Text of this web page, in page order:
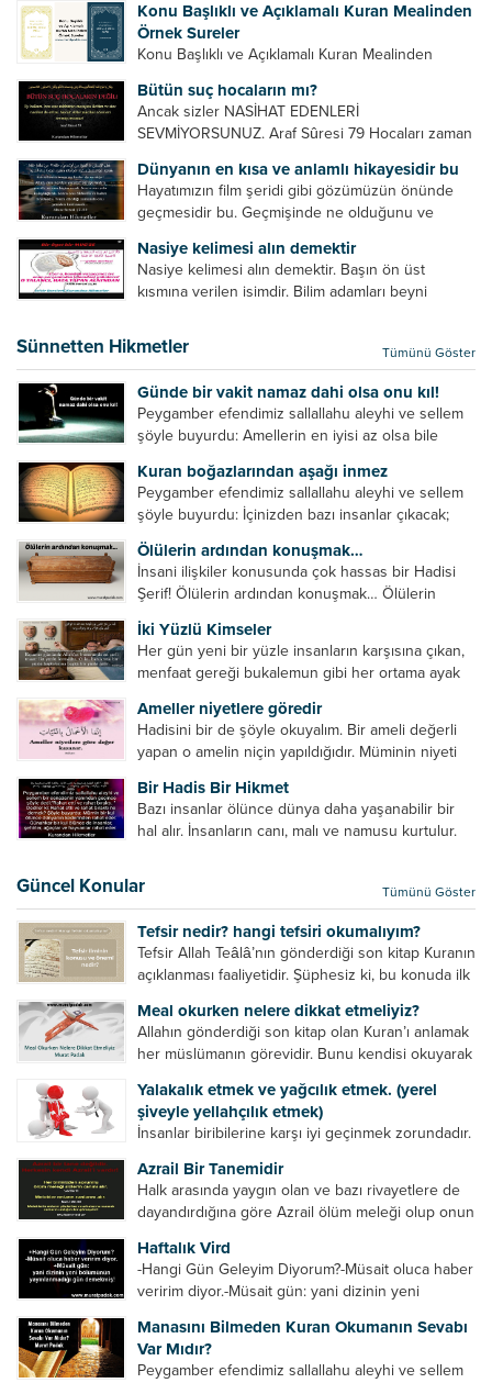
cariyelerinizi dünya hayatının menfaatini elde
etmek için fuhuş yapmaya zorlamayın. Her...
Konu Başlıklı ve Açıklamalı Kuran Mealinden
Örnek Sureler
Konu Başlıklı ve Açıklamalı Kuran Mealinden
Bütün suç hocaların mı?
Ancak sizler NASİHAT EDENLERİ
SEVMİYORSUNUZ. Araf Sûresi 79 Hocaları zaman
geliştirmeleri hususunda bazen açık bazen gizli
tenkitlerde bulunmuşuzdur. Örneğin hocalarda
olması gereken hususları sıralar ve...
Dünyanın en kısa ve anlamlı hikayesidir bu
Hayatımızın film şeridi gibi gözümüzün önünde
geçmesidir bu. Geçmişinde ne olduğunu ve
âyetlere baksın. Hayatı özetler misin sorusuna
verilebilecek en kısa ve bir o...
Nasiye kelimesi alın demektir
Nasiye kelimesi alın demektir. Başın ön üst
kısmına verilen isimdir. Bilim adamları beyni
Beynin ön kısmında bulunan bölüme ön bellek
denir. Bu kısım insan vücudunda...
Sünnetten Hikmetler Tümünü Göster
Günde bir vakit namaz dahi olsa onu kıl!
Peygamber efendimiz sallallahu aleyhi ve sellem
şöyle buyurdu: Amellerin en iyisi az olsa bile
bir yere sahiptir. Namaz kul ile Allah arasındaki bir
toplantıdır....
Kuran boğazlarından aşağı inmez
Peygamber efendimiz sallallahu aleyhi ve sellem
şöyle buyurdu: İçinizden bazı insanlar çıkacak;
küçümseyeceksiniz. Onların oruçlarını görünce
kendi oruçlarınızı küçümseyeceksiniz. Onların
amellerini görünce kendi amellerinizi
küçümseyeceksiniz. ...
Ölülerin ardından konuşmak…
İnsani ilişkiler konusunda çok hassas bir Hadisi
Şerif! Ölülerin ardından konuşmak… Ölülerin
küfretmek, sövmek, onların günah ve kusurlarını
zikretmek ölüye zarar vermez, fayda da vermez....
İki Yüzlü Kimseler
Her gün yeni bir yüzle insanların karşısına çıkan,
menfaat gereği bukalemun gibi her ortama ayak
insan grubudur. Müminlerin yanında mümin gibi
duran,...
Ameller niyetlere göredir
Hadisini bir de şöyle okuyalım. Bir ameli değerli
yapan o amelin niçin yapıldığıdır. Müminin niyeti
namazın hiçbir değeri yoktur. Gösteriş için
okunan ezanın hiçbir...
Bir Hadis Bir Hikmet
Bazı insanlar ölünce dünya daha yaşanabilir bir
hal alır. İnsanların canı, malı ve namusu kurtulur.
kurtulur. Ağaçlar onun zulmünden kurtulur....
Güncel Konular Tümünü Göster
Tefsir nedir? hangi tefsiri okumalıyım?
Tefsir Allah Teâlâ’nın gönderdiği son kitap Kuranın
açıklanması faaliyetidir. Şüphesiz ki, bu konuda ilk
ayetleri peygamber efendimize soruyor. O da
bunları izah ediyor/tefsir ediyordu. “Biz sana...
Meal okurken nelere dikkat etmeliyiz?
Allahın gönderdiği son kitap olan Kuran’ı anlamak
her müslümanın görevidir. Bunu kendisi okuyarak
yollarla anlamaya çalışmalıdır. Meal nedir? Arapça
bir kelime olan meal;...
Yalakalık etmek ve yağcılık etmek. (yerel
şiveyle yellahçılık etmek)
İnsanlar biribilerine karşı iyi geçinmek zorundadır.
makam gücü, nesep gücü, maddi güç, fiziki güç)
diğer insanları ezebiliyor. Normal şartlarda elinde
bu güçler...
Azrail Bir Tanemidir
Halk arasında yaygın olan ve bazı rivayetlere de
dayandırdığına göre Azrail ölüm meleği olup onun
Azrail tek başına aynı anda binlerce insanın
canını...
Haftalık Vird
-Hangi Gün Geleyim Diyorum?-Müsait oluca haber
veririm diyor.-Müsait gün: yani dizinin yeni
efendinin Haftalık Virdi HAFTALIK VİRD Pazartesi
Günü Hangi VİRD var?20:00 Star TV –...
Manasını Bilmeden Kuran Okumanın Sevabı
Var Mıdır?
Peygamber efendimiz sallallahu aleyhi ve sellem